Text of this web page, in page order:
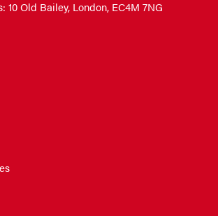
10 Old Bailey, London, EC4M 7NG